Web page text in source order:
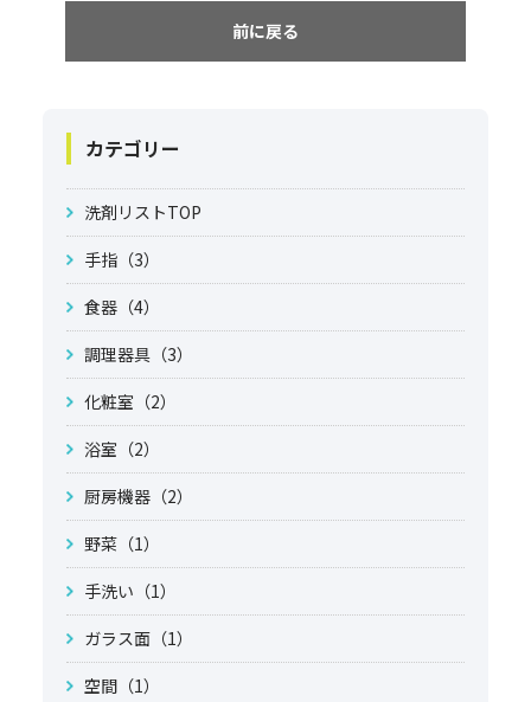
前に戻る
カテゴリー
洗剤リストTOP
手指（3）
食器（4）
調理器具（3）
化粧室（2）
浴室（2）
厨房機器（2）
野菜（1）
手洗い（1）
ガラス面（1）
空間（1）